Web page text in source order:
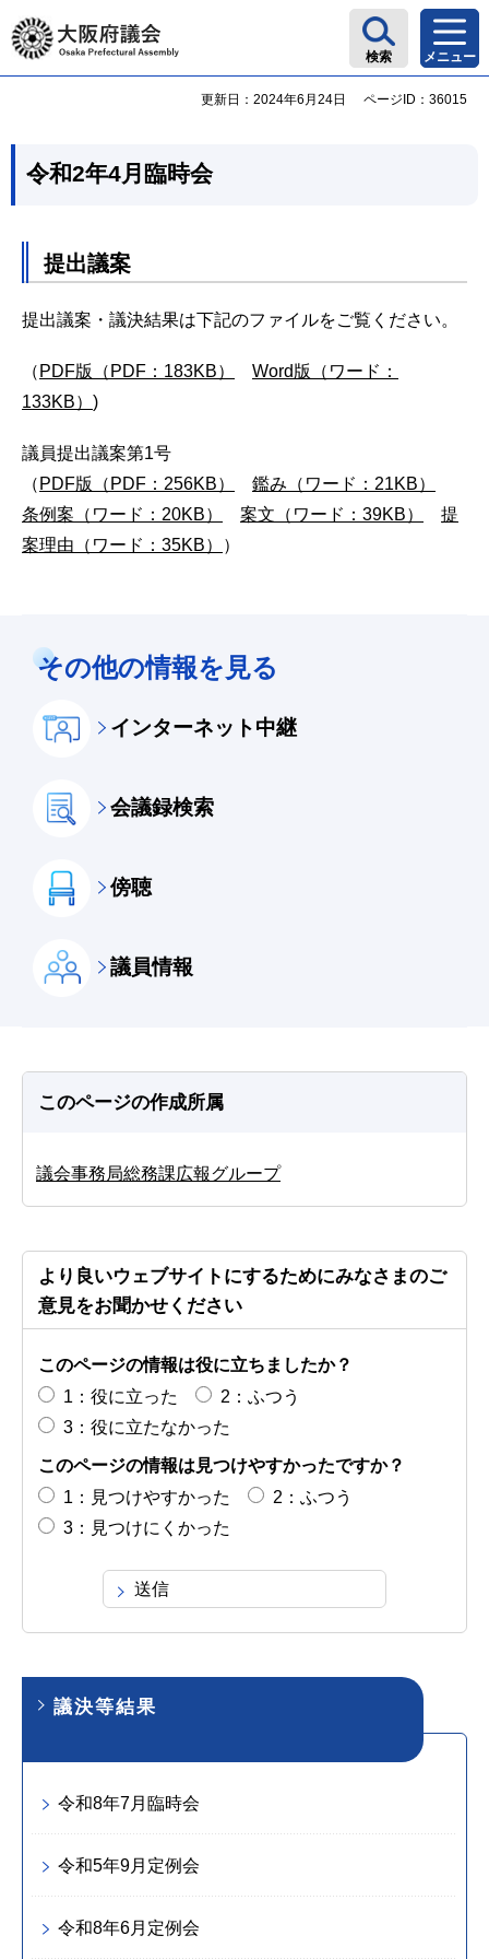
大阪府議会
検索 メニュー
更新日：2024年6月24日 ページID：36015
令和2年4月臨時会
提出議案
提出議案・議決結果は下記のファイルをご覧ください。
（ PDF版（PDF：183KB）
Word版（ワード：
133KB） )
議員提出議案第1号
（ PDF版（PDF：256KB）
鑑み（ワード：21KB）
条例案（ワード：20KB）
案文（ワード：39KB）
提
案理由（ワード：35KB）
）
その他の情報を見る
インターネット中継
会議録検索
傍聴
議員情報
このページの作成所属
議会事務局総務課広報グループ
より良いウェブサイトにするためにみなさまのご
意見をお聞かせください
このページの情報は役に立ちましたか？
1：役に立った
2：ふつう
3：役に立たなかった
このページの情報は見つけやすかったですか？
1：見つけやすかった
2：ふつう
3：見つけにくかった
議決等結果
令和8年7月臨時会
令和5年9月定例会
令和8年6月定例会